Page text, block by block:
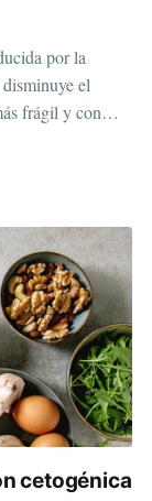
por la
el
frágil y con
huesos
cetogénica